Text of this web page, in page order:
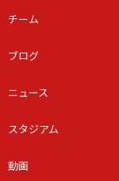
チーム
ブログ
ニュース
スタジアム
動画